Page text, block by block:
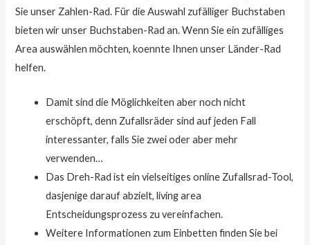
Sie unser Zahlen-Rad. Für die Auswahl zufälliger Buchstaben
bieten wir unser Buchstaben-Rad an. Wenn Sie ein zufälliges
Area auswählen möchten, koennte Ihnen unser Länder-Rad
helfen.
Damit sind die Möglichkeiten aber noch nicht
erschöpft, denn Zufallsräder sind auf jeden Fall
interessanter, falls Sie zwei oder aber mehr
verwenden…
Das Dreh-Rad ist ein vielseitiges online Zufallsrad-Tool,
dasjenige darauf abzielt, living area
Entscheidungsprozess zu vereinfachen.
Weitere Informationen zum Einbetten finden Sie bei